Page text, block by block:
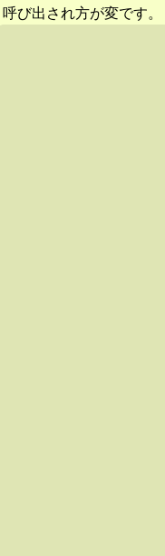
呼び出され方が変です。